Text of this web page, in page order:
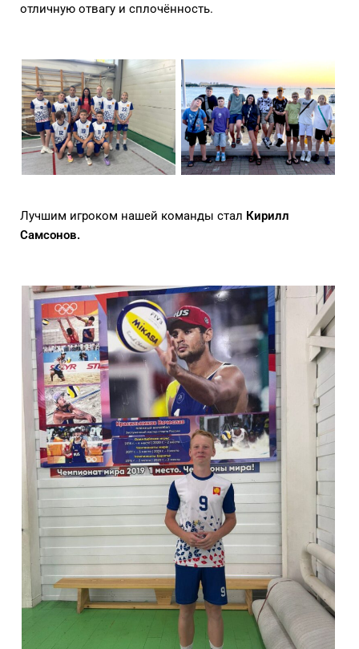
отличную отвагу и сплочённость.
Лучшим игроком нашей команды стал Кирилл
Самсонов.